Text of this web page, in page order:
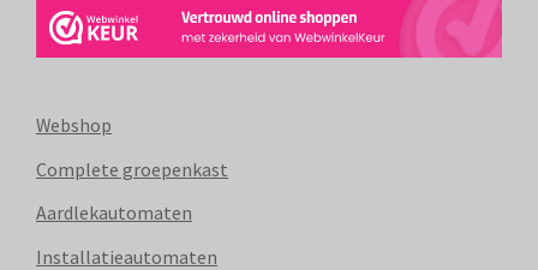
Webshop
Complete groepenkast
Aardlekautomaten
Installatieautomaten